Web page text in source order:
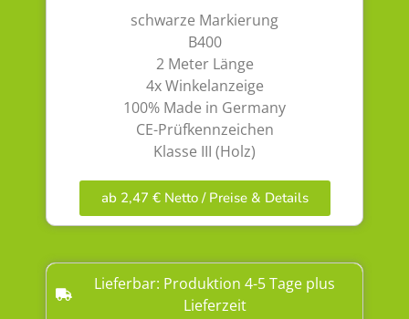
schwarze Markierung
B400
2 Meter Länge
4x Winkelanzeige
100% Made in Germany
CE-Prüfkennzeichen
Klasse III (Holz)
ab 2,47 € Netto / Preise & Details
Lieferbar: Produktion 4-5 Tage plus
Lieferzeit